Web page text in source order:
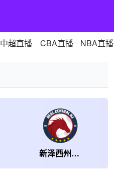
中超直播 CBA直播 NBA直播
新泽西州皇家中心